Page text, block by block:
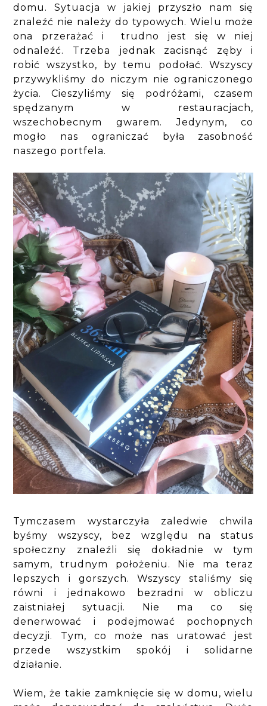
domu. Sytuacja w jakiej przyszło nam się
znaleźć nie należy do typowych. Wielu może
ona przerażać i trudno jest się w niej
odnaleźć. Trzeba jednak zacisnąć zęby i
robić wszystko, by temu podołać. Wszyscy
przywykliśmy do niczym nie ograniczonego
życia. Cieszyliśmy się podróżami, czasem
spędzanym w restauracjach,
wszechobecnym gwarem. Jedynym, co
mogło nas ograniczać była zasobność
naszego portfela.
Tymczasem wystarczyła zaledwie chwila
byśmy wszyscy, bez względu na status
społeczny znaleźli się dokładnie w tym
samym, trudnym położeniu. Nie ma teraz
lepszych i gorszych. Wszyscy staliśmy się
równi i jednakowo bezradni w obliczu
zaistniałej sytuacji. Nie ma co się
denerwować i podejmować pochopnych
decyzji. Tym, co może nas uratować jest
przede wszystkim spokój i solidarne
działanie.
Wiem, że takie zamknięcie się w domu, wielu